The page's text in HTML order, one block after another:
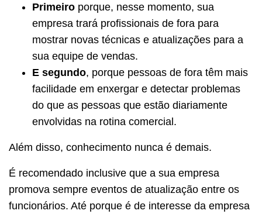
Primeiro porque, nesse momento, sua
empresa trará profissionais de fora para
mostrar novas técnicas e atualizações para a
sua equipe de vendas.
E segundo, porque pessoas de fora têm mais
facilidade em enxergar e detectar problemas
do que as pessoas que estão diariamente
envolvidas na rotina comercial.
Além disso, conhecimento nunca é demais.
É recomendado inclusive que a sua empresa
promova sempre eventos de atualização entre os
funcionários. Até porque é de interesse da empresa